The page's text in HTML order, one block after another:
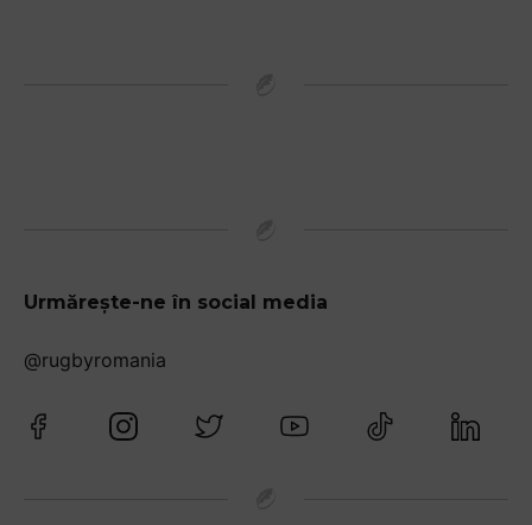
Urmărește-ne în social media
@rugbyromania